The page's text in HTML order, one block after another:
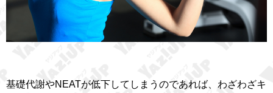
基礎代謝やNEATが低下してしまうのであれば、わざわざキ